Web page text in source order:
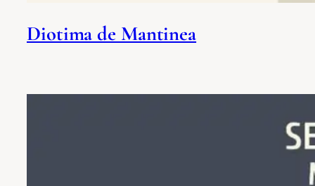
Diotima de Mantinea